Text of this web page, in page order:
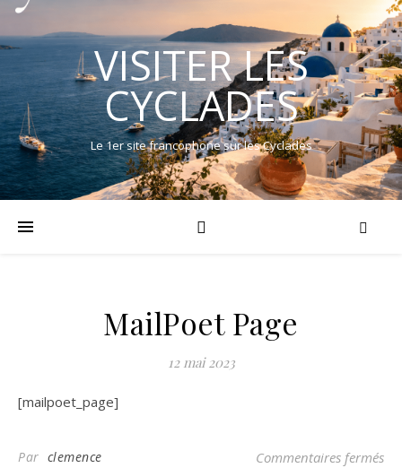
VISITER LES
CYCLADES
Le 1er site francophone sur les Cyclades
MailPoet Page
12 mai 2023
[mailpoet_page]
Par clemence Commentaires fermés